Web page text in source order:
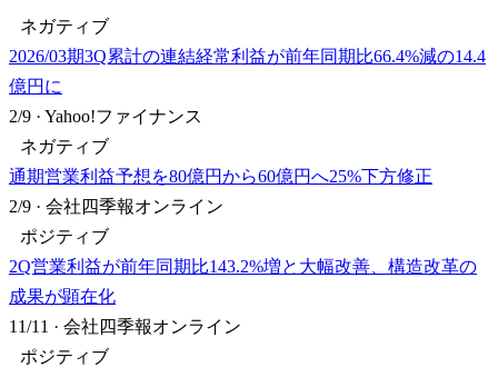
ネガティブ
2026/03期3Q累計の連結経常利益が前年同期比66.4%減の14.4
億円に
2/9 · Yahoo!ファイナンス
ネガティブ
通期営業利益予想を80億円から60億円へ25%下方修正
2/9 · 会社四季報オンライン
ポジティブ
2Q営業利益が前年同期比143.2%増と大幅改善、構造改革の
成果が顕在化
11/11 · 会社四季報オンライン
ポジティブ